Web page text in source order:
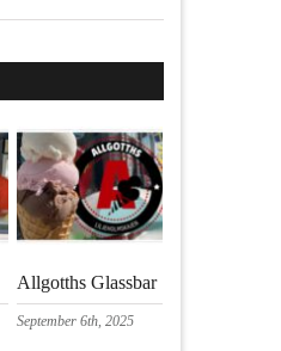
Allgotths Glassbar
September 6th, 2025